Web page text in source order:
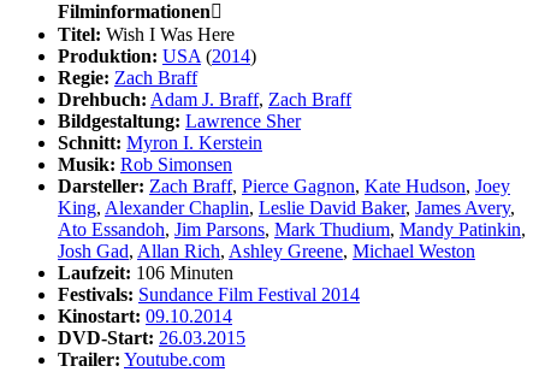
Filminformationen
Titel: Wish I Was Here
Produktion: USA (2014)
Regie: Zach Braff
Drehbuch: Adam J. Braff, Zach Braff
Bildgestaltung: Lawrence Sher
Schnitt: Myron I. Kerstein
Musik: Rob Simonsen
Darsteller: Zach Braff, Pierce Gagnon, Kate Hudson, Joey
King, Alexander Chaplin, Leslie David Baker, James Avery,
Ato Essandoh, Jim Parsons, Mark Thudium, Mandy Patinkin,
Josh Gad, Allan Rich, Ashley Greene, Michael Weston
Laufzeit: 106 Minuten
Festivals: Sundance Film Festival 2014
Kinostart: 09.10.2014
DVD-Start: 26.03.2015
Trailer: Youtube.com